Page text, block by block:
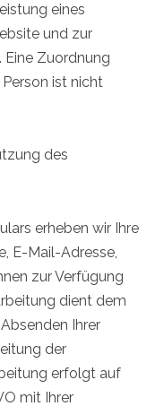
eines
und zur
Eine Zuordnung
ist nicht
des
erheben wir Ihre
E-Mail-Adresse,
zur Verfügung
dient dem
Ihrer
der
erfolgt auf
mit Ihrer